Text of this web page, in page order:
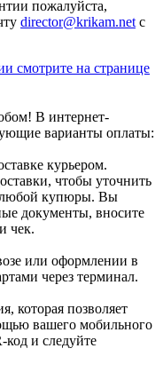
пожалуйста,
director@krikam.net с
смотрите на странице
В интернет-
варианты оплаты:
курьером.
чтобы уточнить
любой купюры. Вы
документы, вносите
чек.
или оформлении в
через терминал.
которая позволяет
вашего мобильного
код и следуйте